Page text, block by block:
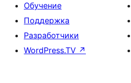
Обучение
Поддержка
Разработчики
WordPress.TV ↗